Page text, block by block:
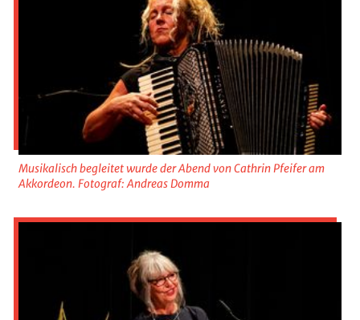
Musikalisch begleitet wurde der Abend von Cathrin Pfeifer am
Akkordeon. Fotograf: Andreas Domma